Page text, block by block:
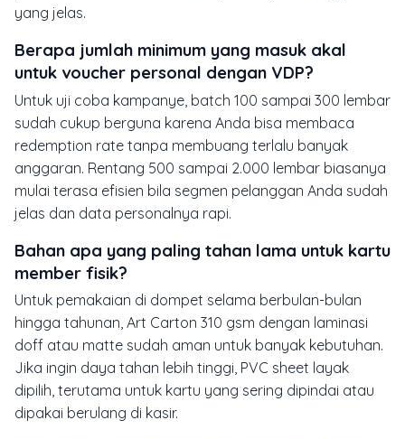
yang jelas.
Berapa jumlah minimum yang masuk akal
untuk voucher personal dengan VDP?
Untuk uji coba kampanye, batch 100 sampai 300 lembar
sudah cukup berguna karena Anda bisa membaca
redemption rate tanpa membuang terlalu banyak
anggaran. Rentang 500 sampai 2.000 lembar biasanya
mulai terasa efisien bila segmen pelanggan Anda sudah
jelas dan data personalnya rapi.
Bahan apa yang paling tahan lama untuk kartu
member fisik?
Untuk pemakaian di dompet selama berbulan-bulan
hingga tahunan, Art Carton 310 gsm dengan laminasi
doff atau matte sudah aman untuk banyak kebutuhan.
Jika ingin daya tahan lebih tinggi, PVC sheet layak
dipilih, terutama untuk kartu yang sering dipindai atau
dipakai berulang di kasir.